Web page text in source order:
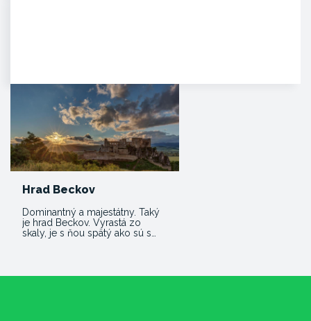
Hrad Beckov
Dominantný a majestátny. Taký
je hrad Beckov. Vyrastá zo
skaly, je s ňou spätý ako sú s…